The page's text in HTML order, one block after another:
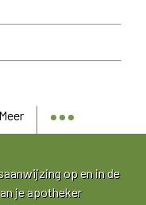
Meer
op en in de
je apotheker